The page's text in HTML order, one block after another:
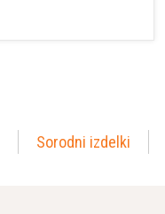
Sorodni izdelki